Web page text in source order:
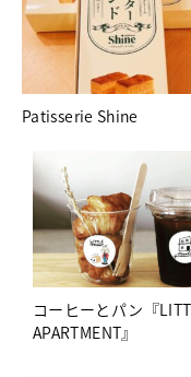
Patisserie Shine
コーヒーとパン『
APARTMENT』